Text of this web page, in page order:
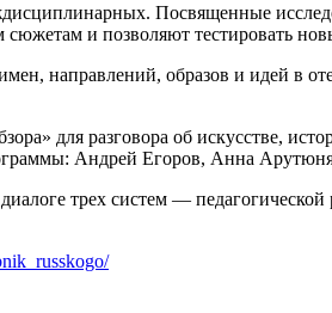
Посвященные
и позволяют тестировать
направлений, образов и идей в
для разговора об искусстве,
Андрей Егоров, Анна
трех систем —